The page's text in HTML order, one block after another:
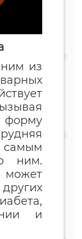
из
форму
ним.
и